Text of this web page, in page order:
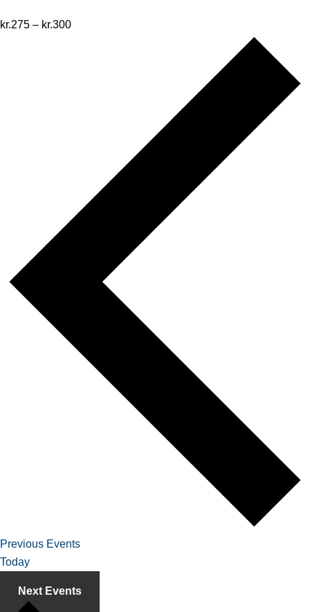
kr.275 – kr.300
Previous Events
Today
Next Events